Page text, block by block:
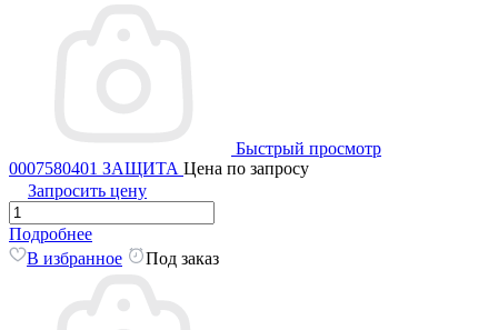
Быстрый просмотр
0007580401 ЗАЩИТА Цена по запросу
Запросить цену
Подробнее
В избранное
Под заказ